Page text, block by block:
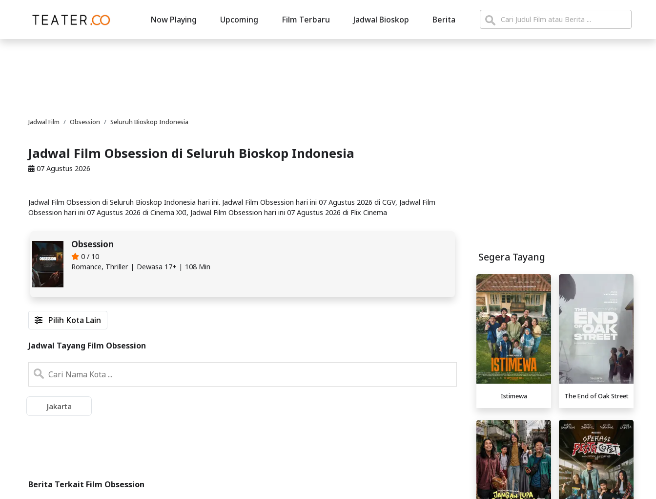
Now Playing Upcoming Film Terbaru Jadwal Bioskop Berita
Jadwal Film Obsession Seluruh Bioskop Indonesia
Jadwal Film Obsession di Seluruh Bioskop Indonesia
07 Agustus 2026
Jadwal Film Obsession di Seluruh Bioskop Indonesia hari ini. Jadwal Film Obsession hari ini 07 Agustus 2026 di CGV, Jadwal Film
Obsession hari ini 07 Agustus 2026 di Cinema XXI, Jadwal Film Obsession hari ini 07 Agustus 2026 di Flix Cinema
Obsession
0 / 10
Romance, Thriller | Dewasa 17+ | 108 Min
Pilih Kota Lain
Jadwal Tayang Film Obsession
Jakarta
Berita Terkait Film Obsession
Segera Tayang
Istimewa The End of Oak Street